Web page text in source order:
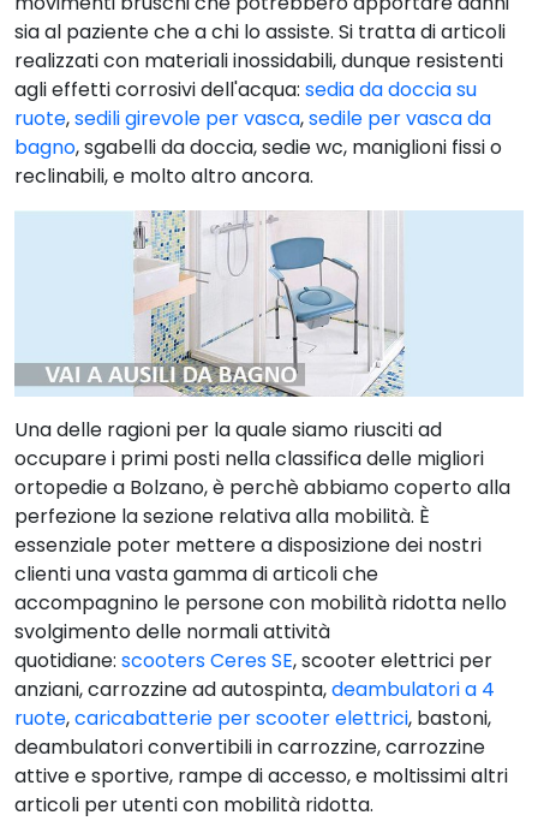
sia al paziente che a chi lo assiste. Si tratta di articoli
realizzati con materiali inossidabili, dunque resistenti
agli effetti corrosivi dell'acqua: sedia da doccia su
ruote,sedili girevole per vasca,sedile per vasca da
bagno, sgabelli da doccia, sedie wc, maniglioni fissi o
reclinabili, e molto altro ancora.
Una delle ragioni per la quale siamo riusciti ad
occupare i primi posti nella classifica delle migliori
ortopedie a Bolzano, è perchè abbiamo coperto alla
perfezione la sezione relativa alla mobilità. È
essenziale poter mettere a disposizione dei nostri
clienti una vasta gamma di articoli che
accompagnino le persone con mobilità ridotta nello
svolgimento delle normali attività
quotidiane: scooters Ceres SE, scooter elettrici per
anziani, carrozzine ad autospinta,deambulatori a 4
ruote,caricabatterie per scooter elettrici, bastoni,
deambulatori convertibili in carrozzine, carrozzine
attive e sportive, rampe di accesso, e moltissimi altri
articoli per utenti con mobilità ridotta.